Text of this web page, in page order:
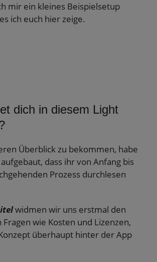
mir ein kleines Beispielsetup
ich euch hier zeige.
dich in diesem Light
Überblick zu bekommen, habe
dass ihr von Anfang bis
Prozess durchlesen
widmen wir uns erstmal den
wie Kosten und Lizenzen,
überhaupt hinter der App